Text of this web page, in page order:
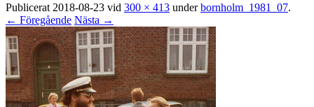
Publicerat 2018-08-23 vid 300 × 413 underbornholm_1981_07.
← Föregående Nästa →